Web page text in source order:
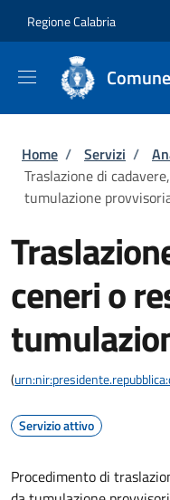
Regione Calabria
Briciole di
Home / Servizi /
Traslazione di
tumulazione
ceneri o
(
Servizio attivo
Procedimento di